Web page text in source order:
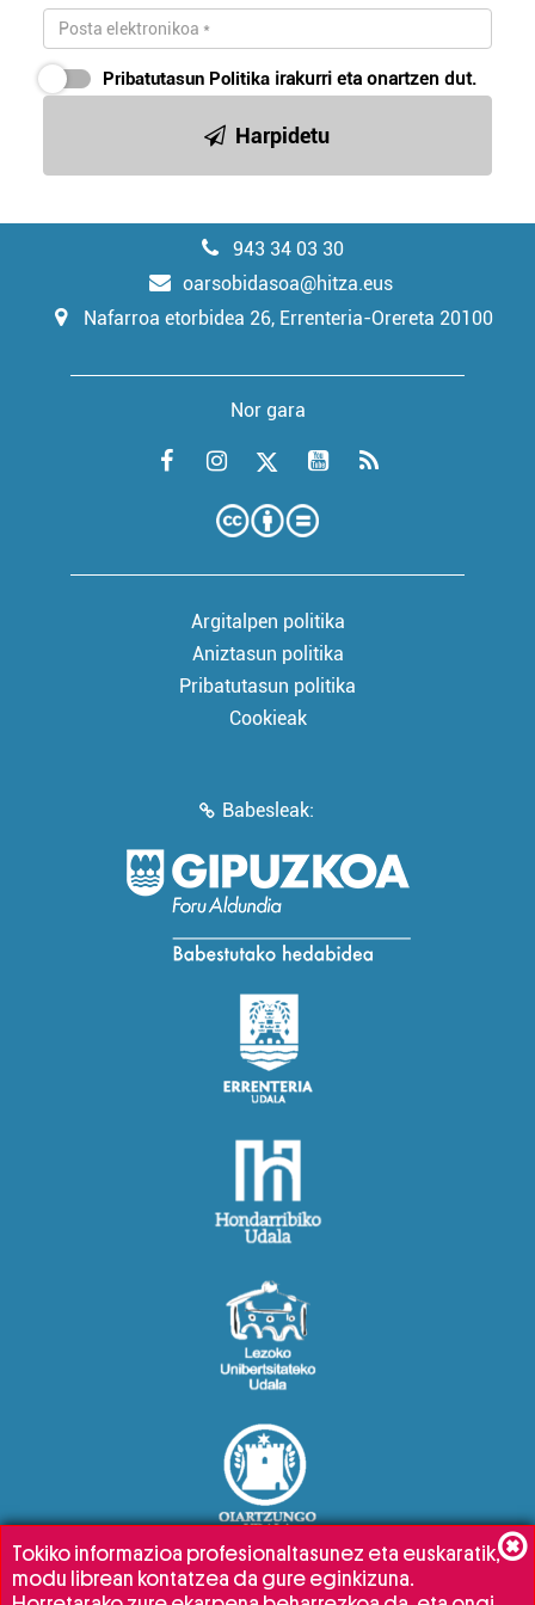
Pribatutasun Politika irakurri eta onartzen dut.
Harpidetu
943 34 03 30
oarsobidasoa@hitza.eus
Nafarroa etorbidea 26, Errenteria-Orereta 20100
Nor gara
Argitalpen politika
Aniztasun politika
Pribatutasun politika
Cookieak
Babesleak:
Tokiko informazioa profesionaltasunez eta euskaratik,
modu librean kontatzea da gure eginkizuna.